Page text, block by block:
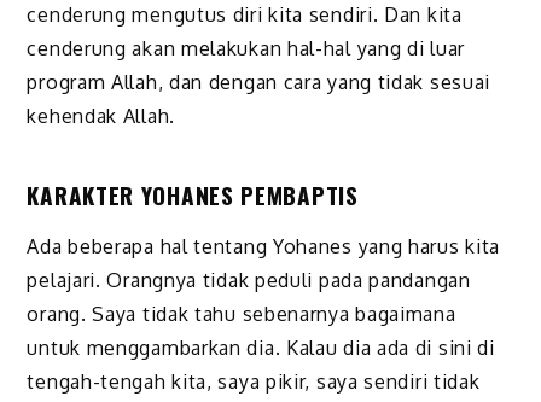
cenderung mengutus diri kita sendiri. Dan kita
cenderung akan melakukan hal-hal yang di luar
program Allah, dan dengan cara yang tidak sesuai
kehendak Allah.
KARAKTER YOHANES PEMBAPTIS
Ada beberapa hal tentang Yohanes yang harus kita
pelajari. Orangnya tidak peduli pada pandangan
orang. Saya tidak tahu sebenarnya bagaimana
untuk menggambarkan dia. Kalau dia ada di sini di
tengah-tengah kita, saya pikir, saya sendiri tidak